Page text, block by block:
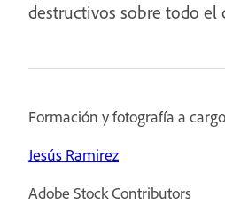
destructivos sobre todo el
Formación y fotografía a
Jesús Ramirez
Adobe Stock Contributors